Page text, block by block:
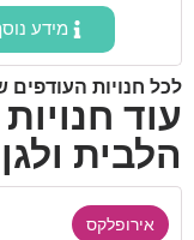
מידע
לכל חנויות העודפים
עוד
הלבית ולגן
אירופלקס